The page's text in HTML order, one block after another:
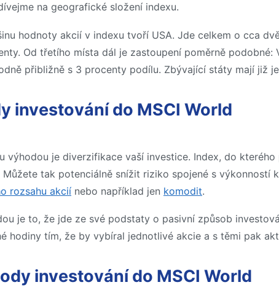
na geografické složení indexu.
hodnoty akcií v indexu tvoří USA. Jde celkem o cca
Od třetího místa dál je zastoupení poměrně
přibližně s 3 procenty podílu. Zbývající státy mají již
investování do MSCI World
výhodou je diverzifikace vaší investice. Index, do
tak potenciálně snížit riziko spojené s
rozsahu akcií nebo například jen komodit.
je to, že jde ze své podstaty o pasivní způsob
hodiny tím, že by vybíral jednotlivé akcie a s těmi pak
investování do MSCI World